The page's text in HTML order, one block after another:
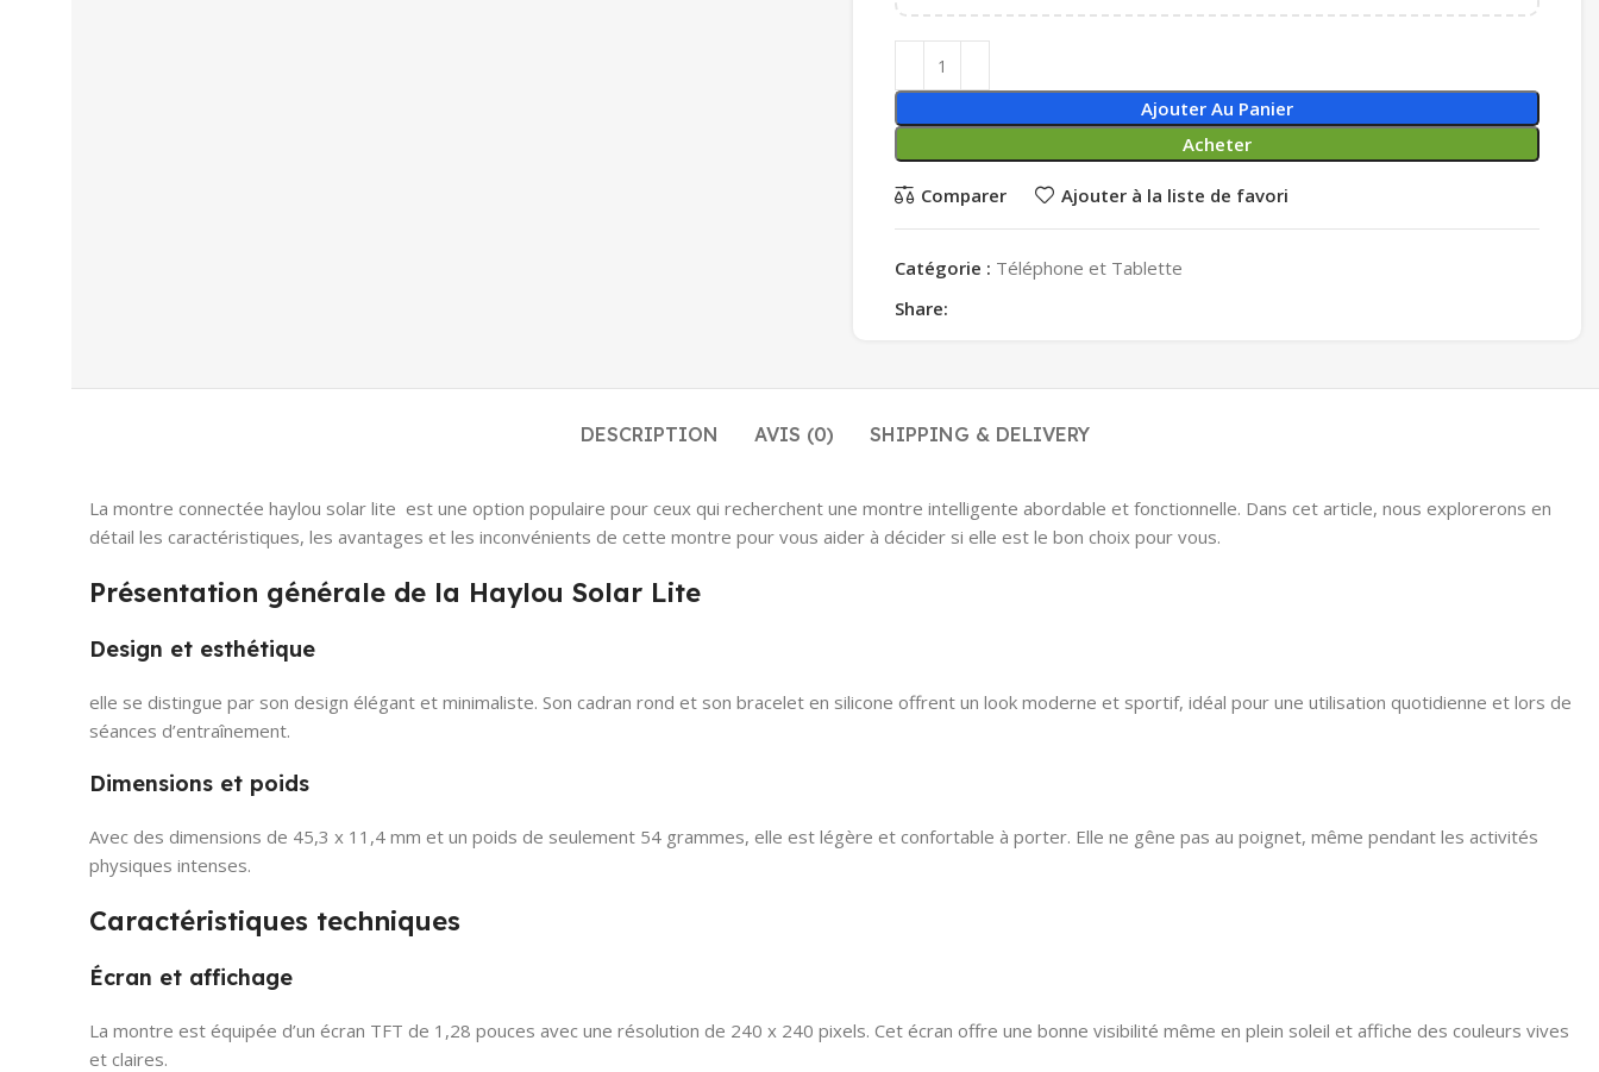
Ajouter Au Panier
Acheter
Comparer Ajouter à la liste de favori
Catégorie : Téléphone et Tablette
Share:
DESCRIPTION AVIS (0) SHIPPING & DELIVERY
La montre connectée haylou solar lite est une option populaire pour ceux qui recherchent une montre intelligente abordable et fonctionnelle. Dans cet article, nous explorerons en
détail les caractéristiques, les avantages et les inconvénients de cette montre pour vous aider à décider si elle est le bon choix pour vous.
Présentation générale de la Haylou Solar Lite
Design et esthétique
elle se distingue par son design élégant et minimaliste. Son cadran rond et son bracelet en silicone offrent un look moderne et sportif, idéal pour une utilisation quotidienne et lors de
séances d’entraînement.
Dimensions et poids
Avec des dimensions de 45,3 x 11,4 mm et un poids de seulement 54 grammes, elle est légère et confortable à porter. Elle ne gêne pas au poignet, même pendant les activités
physiques intenses.
Caractéristiques techniques
Écran et affichage
La montre est équipée d’un écran TFT de 1,28 pouces avec une résolution de 240 x 240 pixels. Cet écran offre une bonne visibilité même en plein soleil et affiche des couleurs vives
et claires.